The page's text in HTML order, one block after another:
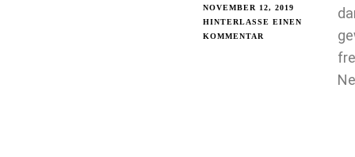
NOVEMBER 12, 2019
HINTERLASSE EINEN
KOMMENTAR